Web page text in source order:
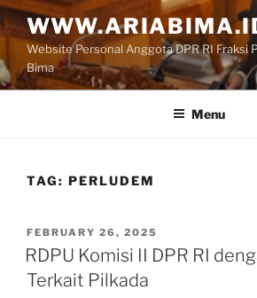
Skip
to
contentWebsite Personal Anggota DPR RI Fraksi
Bima
Menu
TAG: PERLUDEM
POSTED
ON
FEBRUARY 26, 2025
RDPU Komisi II DPR RI
Terkait Pilkada